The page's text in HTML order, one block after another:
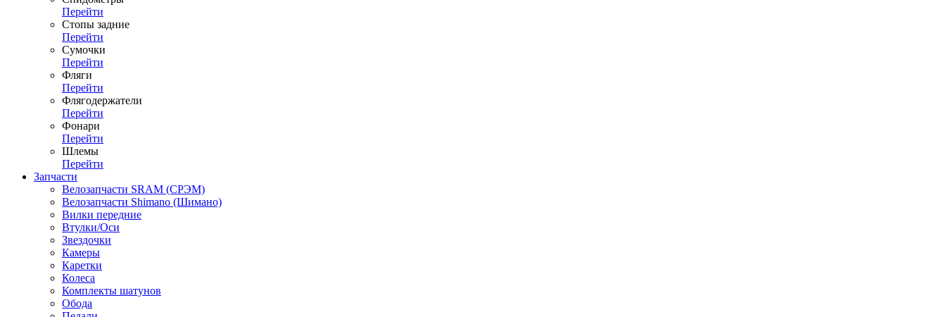
Перейти
Стопы задние
Перейти
Сумочки
Перейти
Фляги
Перейти
Флягодержатели
Перейти
Фонари
Перейти
Шлемы
Перейти
Запчасти
Велозапчасти SRAM (СРЭМ)
Велозапчасти Shimano (Шимано)
Вилки передние
Втулки/Оси
Звездочки
Камеры
Каретки
Колеса
Комплекты шатунов
Обода